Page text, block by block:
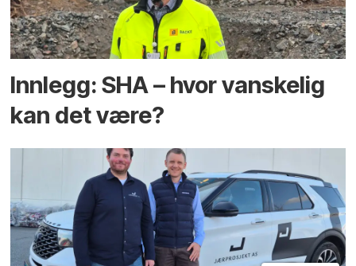
Innlegg: SHA – hvor vanskelig
kan det være?